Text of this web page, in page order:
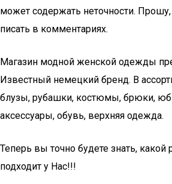
может содержать неточности.
писать в комментариях.
Магазин модной женской одежды
Известный немецкий бренд. В
блузы, рубашки, костюмы, брюки,
аксессуары, обувь, верхняя одежда.
Теперь вы точно будете знать,
подходит у Нас!!!